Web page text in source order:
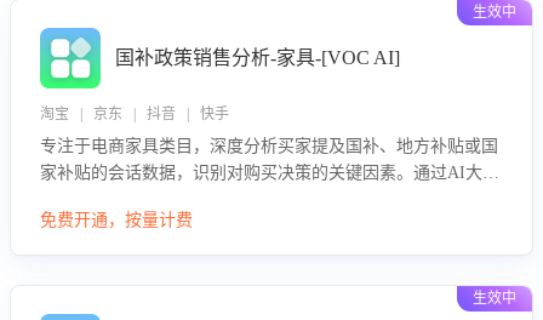
生效中
国补政策销售分析-家具-[VOC AI]
淘宝 | 京东 | 抖音 | 快手
专注于电商家具类目，深度分析买家提及国补、地方补贴或国
家补贴的会话数据，识别对购买决策的关键因素。通过AI大模
略，助力商家利用国补政策提升GMV。
免费开通，按量计费
生效中